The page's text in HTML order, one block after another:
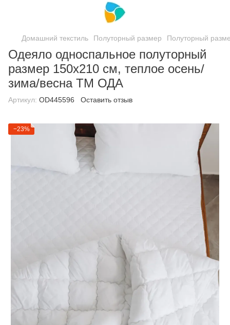
Домашний текстиль Полуторный размер Полуторный
Одеяло односпальное полуторный
размер 150х210 см, теплое осень/
зима/весна ТМ ОДА
Артикул: ОD445596 Оставить отзыв
−23%